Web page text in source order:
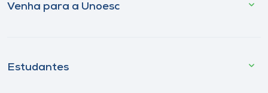
Venha para a Unoesc
Estudantes